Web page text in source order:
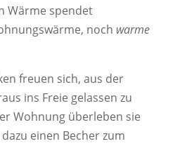
Wärme spendet
noch warme
freuen sich, aus der
ins Freie gelassen zu
Wohnung überleben sie
einen Becher zum